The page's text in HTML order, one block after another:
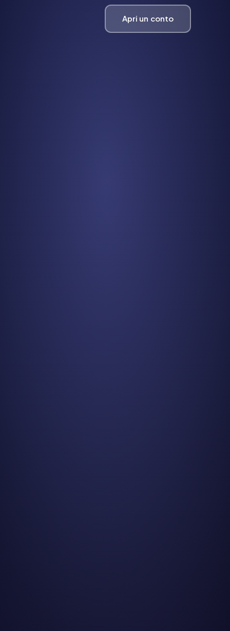
Apri un conto